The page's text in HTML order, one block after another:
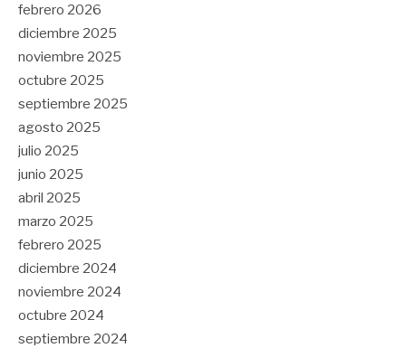
febrero 2026
diciembre 2025
noviembre 2025
octubre 2025
septiembre 2025
agosto 2025
julio 2025
junio 2025
abril 2025
marzo 2025
febrero 2025
diciembre 2024
noviembre 2024
octubre 2024
septiembre 2024